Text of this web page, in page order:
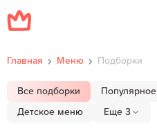
Главная Меню Подборки
Все подборки Популярное
Детское меню Еще 3